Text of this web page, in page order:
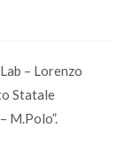
– Lorenzo
Statale
M.Polo”.